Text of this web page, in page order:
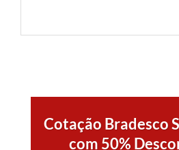
Cotação Bradesco
com 50%